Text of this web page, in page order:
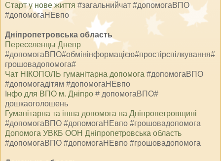
Старт у нове життя #загальнийчат #допомогаВПО
#допомогаНЕвпо
Дніпропетровська область
Переселенцы Днепр
#допомогаВПО#обмінінформацією#простірспілкування#
грошовадопомога#
Чат НІКОПОЛЬ гуманітарна допомога #допомогаВПО
#допомогадітям #допомогаНЕвпо
нфо для ВПО м. Дніпро # допомогаВПО#
дошкаоголошень
Гуманітарна та інша допомога на Дніпропетровщині
#допомогаВПО #допомогаНЕвпо #грошовадопомога
Допомога УВКБ ООН Дніпропетровська область
#допомогаВПО #допомогаНЕвпо #грошовадопомога